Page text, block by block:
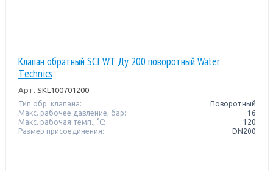
Клапан обратный SCI WT Ду 200 поворотный Water
Тechnics
Арт. SKL100701200
Тип обр. клапана:
Поворотный
Макс. рабочее давление, бар:
16
Макс. рабочая темп., °С:
120
Размер присоединения:
DN200